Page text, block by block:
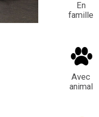
En
famille
Avec
animal